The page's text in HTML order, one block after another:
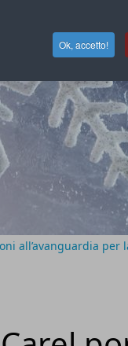
Ok, accetto!
all’avanguardia